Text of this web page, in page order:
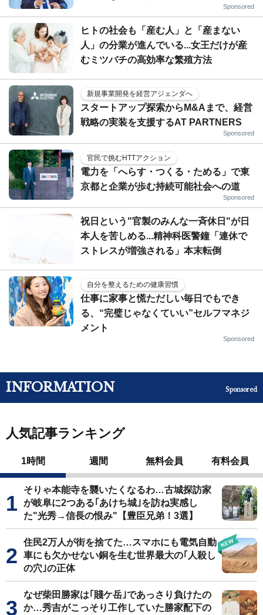
Sponsored
ヒトの社会も「産む人」と「産まない
人」の分業が進んでいる...女王だけが産
むミツバチの高効率な繁殖方法
新規事業開発を経営アジェンダへ
スタートアップ探索からM&Aまで、経営
戦略の実装を支援するAT PARTNERS
Sponsored
官民で挑むHTTアクション
電力を「へらす・つくる・ためる」で東
京都と企業が歩む持続可能社会への道
Sponsored
祝日という"官製のみんな一斉休日"が日
本人を苦しめる...精神科医警鐘「連休で
ストレスが増強される」本末転倒
自分を整えるための健康習慣
仕事に家事と慌ただしい毎日でもでき
る、“完璧じゃなくていい”セルフマネジ
メント
Sponsored
INFORMATION Sponsored
人気記事ランキング
1時間 週間 無料会員 有料会員
そりゃ本能寺を襲いたくなるわ…古城探訪家
が岐阜に2つある｢あけち城｣を訪ね実感し
た"光秀→信長の恨み"【豊臣兄弟！3選】
住民2万人が街を捨てた…スマホにも電気自動
車にも欠かせない銅を生む世界最大の｢人殺し
の穴｣の正体
なぜ柴田勝家は｢賤ケ岳｣であっさり負けたの
か…秀吉がこっそり工作していた勝家配下の